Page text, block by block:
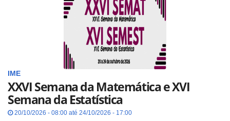
IME
XXVI Semana da Matemática e XVI
Semana da Estatística
20/10/2026 - 08:00 até 24/10/2026 - 17:00